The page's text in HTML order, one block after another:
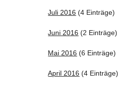
Juli 2016 (4 Einträge)
Juni 2016 (2 Einträge)
Mai 2016 (6 Einträge)
April 2016 (4 Einträge)